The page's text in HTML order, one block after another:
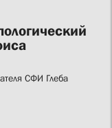
СФИ Глеба